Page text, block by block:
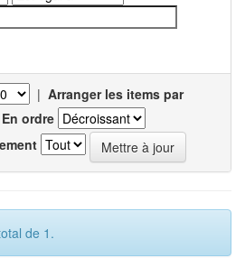
| Arranger les items par
En ordre
de 1.